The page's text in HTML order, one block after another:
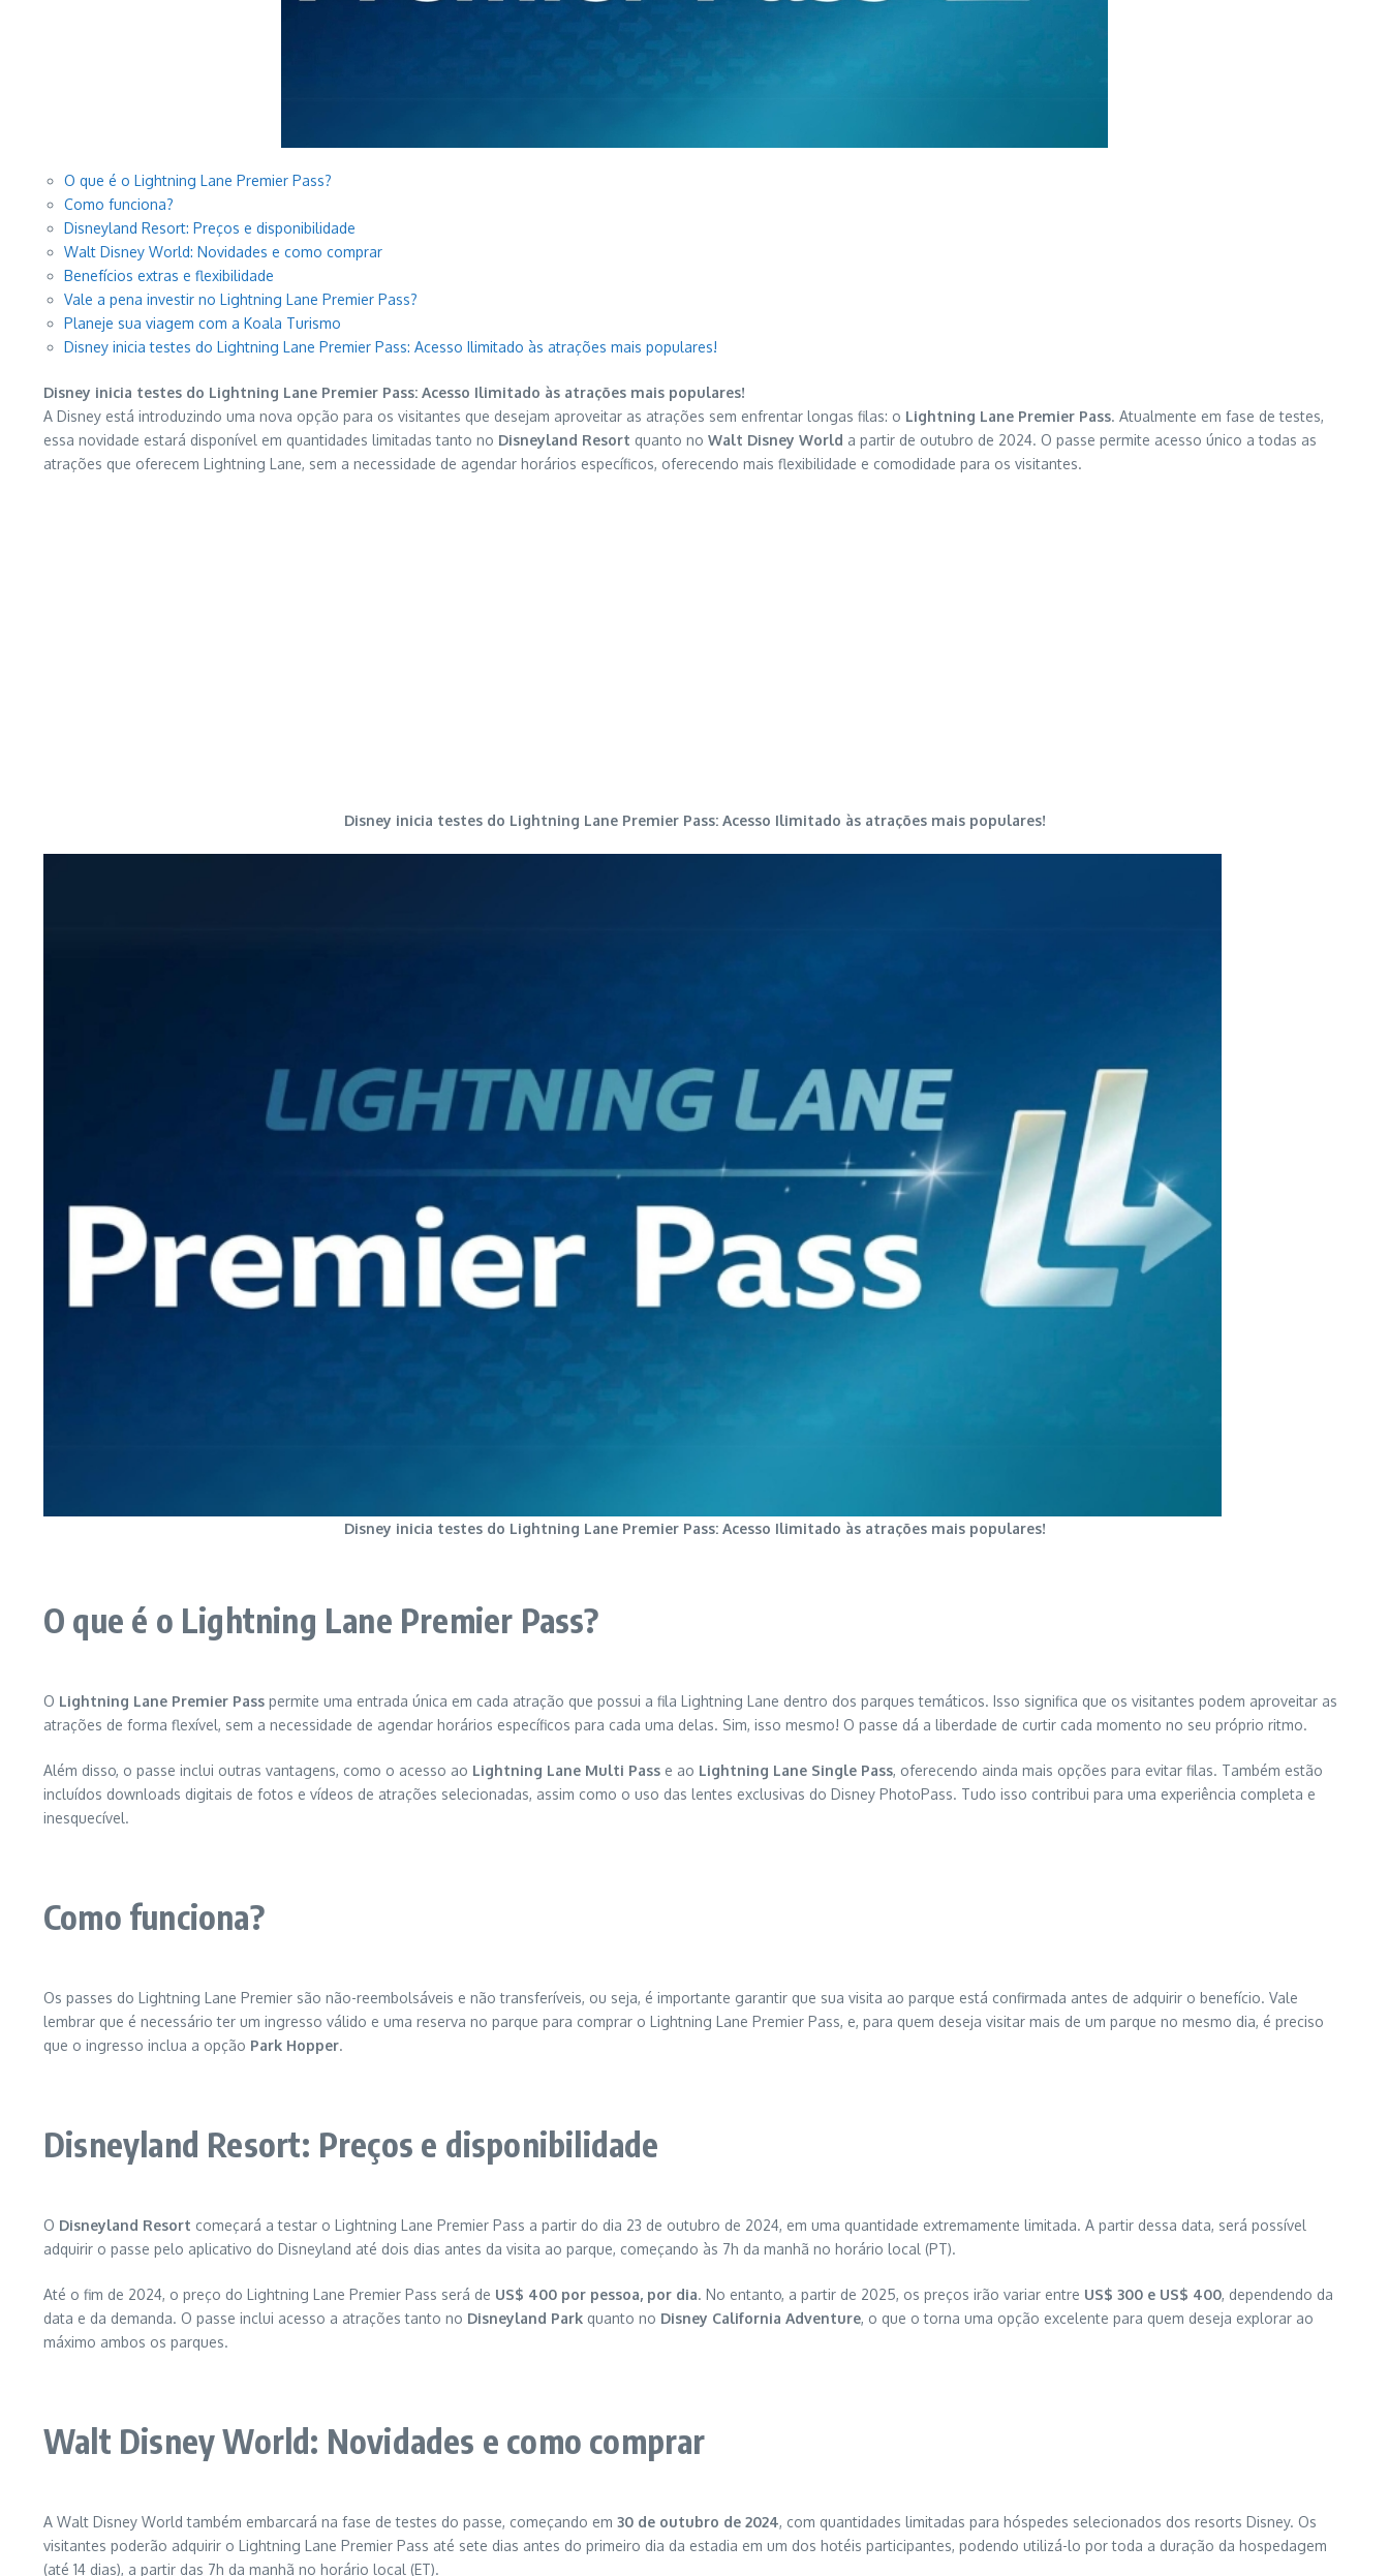
O que é o Lightning Lane Premier Pass?
Como funciona?
Disneyland Resort: Preços e disponibilidade
Walt Disney World: Novidades e como comprar
Benefícios extras e flexibilidade
Vale a pena investir no Lightning Lane Premier Pass?
Planeje sua viagem com a Koala Turismo
Disney inicia testes do Lightning Lane Premier Pass: Acesso Ilimitado às atrações mais populares!
Disney inicia testes do Lightning Lane Premier Pass: Acesso Ilimitado às atrações mais populares!
A Disney está introduzindo uma nova opção para os visitantes que desejam aproveitar as atrações sem enfrentar longas filas: o Lightning Lane Premier Pass. Atualmente em fase de testes,
essa novidade estará disponível em quantidades limitadas tanto no Disneyland Resort quanto no Walt Disney World a partir de outubro de 2024. O passe permite acesso único a todas as
atrações que oferecem Lightning Lane, sem a necessidade de agendar horários específicos, oferecendo mais flexibilidade e comodidade para os visitantes.
Disney inicia testes do Lightning Lane Premier Pass: Acesso Ilimitado às atrações mais populares!
Disney inicia testes do Lightning Lane Premier Pass: Acesso Ilimitado às atrações mais populares!
O que é o Lightning Lane Premier Pass?
O Lightning Lane Premier Pass permite uma entrada única em cada atração que possui a fila Lightning Lane dentro dos parques temáticos. Isso significa que os visitantes podem aproveitar as
atrações de forma flexível, sem a necessidade de agendar horários específicos para cada uma delas. Sim, isso mesmo! O passe dá a liberdade de curtir cada momento no seu próprio ritmo.
Além disso, o passe inclui outras vantagens, como o acesso ao Lightning Lane Multi Pass e ao Lightning Lane Single Pass, oferecendo ainda mais opções para evitar filas. Também estão
incluídos downloads digitais de fotos e vídeos de atrações selecionadas, assim como o uso das lentes exclusivas do Disney PhotoPass. Tudo isso contribui para uma experiência completa e
inesquecível.
Como funciona?
Os passes do Lightning Lane Premier são não-reembolsáveis e não transferíveis, ou seja, é importante garantir que sua visita ao parque está confirmada antes de adquirir o benefício. Vale
lembrar que é necessário ter um ingresso válido e uma reserva no parque para comprar o Lightning Lane Premier Pass, e, para quem deseja visitar mais de um parque no mesmo dia, é preciso
que o ingresso inclua a opção Park Hopper.
Disneyland Resort: Preços e disponibilidade
O Disneyland Resort começará a testar o Lightning Lane Premier Pass a partir do dia 23 de outubro de 2024, em uma quantidade extremamente limitada. A partir dessa data, será possível
adquirir o passe pelo aplicativo do Disneyland até dois dias antes da visita ao parque, começando às 7h da manhã no horário local (PT).
Até o fim de 2024, o preço do Lightning Lane Premier Pass será de US$ 400 por pessoa, por dia. No entanto, a partir de 2025, os preços irão variar entre US$ 300 e US$ 400, dependendo da
data e da demanda. O passe inclui acesso a atrações tanto no Disneyland Park quanto no Disney California Adventure, o que o torna uma opção excelente para quem deseja explorar ao
máximo ambos os parques.
Walt Disney World: Novidades e como comprar
A Walt Disney World também embarcará na fase de testes do passe, começando em 30 de outubro de 2024, com quantidades limitadas para hóspedes selecionados dos resorts Disney. Os
visitantes poderão adquirir o Lightning Lane Premier Pass até sete dias antes do primeiro dia da estadia em um dos hotéis participantes, podendo utilizá-lo por toda a duração da hospedagem
(até 14 dias), a partir das 7h da manhã no horário local (ET).